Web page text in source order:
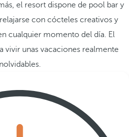
el resort dispone de pool bar y
con cócteles creativos y
cualquier momento del día. El
vivir unas vacaciones realmente